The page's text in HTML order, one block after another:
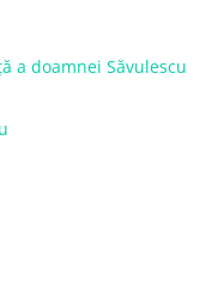
a doamnei Săvulescu